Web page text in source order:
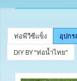
ท่อพีวีซีแข็ง อุปก
DIY BY “ท่อน้ำไทย”